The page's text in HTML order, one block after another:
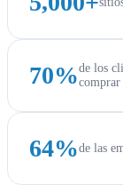
70%de los
comprar
64%de las